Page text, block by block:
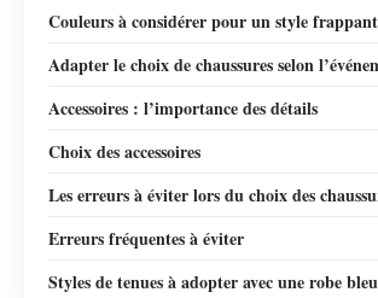
Couleurs à considérer pour un style frappant
Adapter le choix de chaussures selon
Accessoires : l’importance des détails
Choix des accessoires
Les erreurs à éviter lors du choix des
Erreurs fréquentes à éviter
Styles de tenues à adopter avec une robe